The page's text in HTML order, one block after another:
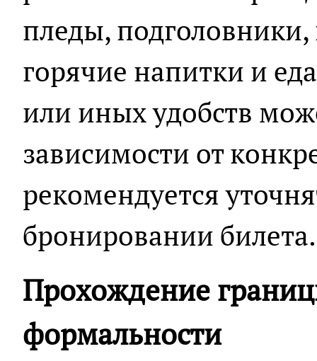
пледы,
горячие напитки и
или иных удобств
зависимости от
рекомендуется
бронировании билета.
Прохождение
формальности